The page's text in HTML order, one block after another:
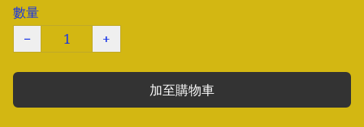
數量
−
+
加至購物車